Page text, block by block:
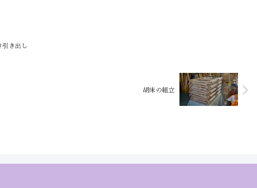
引き出し
胡床の組立